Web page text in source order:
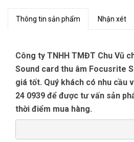
Thông tin sản phẩm Nhận xét
Công ty TNHH TMĐT Chu Vũ
Sound card thu âm Focusrite
giá tốt. Quý khách có nhu cầu
24 0939 để được tư vấn sản
thời điểm mua hàng.